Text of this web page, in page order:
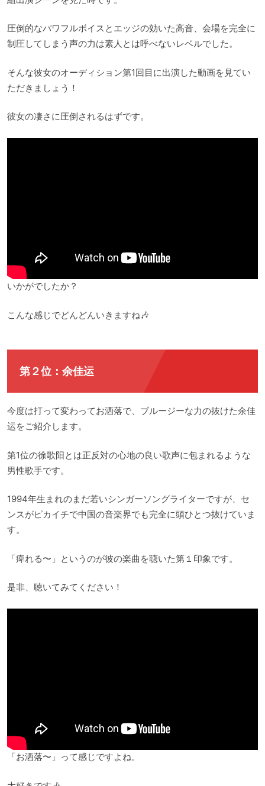
圧倒的なパワフルボイスとエッジの効いた高音、会場を完全に
制圧してしまう声の力は素人とは呼べないレベルでした。
そんな彼女のオーディション第1回目に出演した動画を見てい
ただきましょう！
彼女の凄さに圧倒されるはずです。
いかがでしたか？
こんな感じでどんどんいきますね🎶
第２位：余佳运
今度は打って変わってお洒落で、ブルージーな力の抜けた余佳
运をご紹介します。
第1位の徐歌阳とは正反対の心地の良い歌声に包まれるような
男性歌手です。
1994年生まれのまだ若いシンガーソングライターですが、セ
ンスがピカイチで中国の音楽界でも完全に頭ひとつ抜けていま
す。
「痺れる〜」というのが彼の楽曲を聴いた第１印象です。
是非、聴いてみてください！
「お洒落〜」って感じですよね。